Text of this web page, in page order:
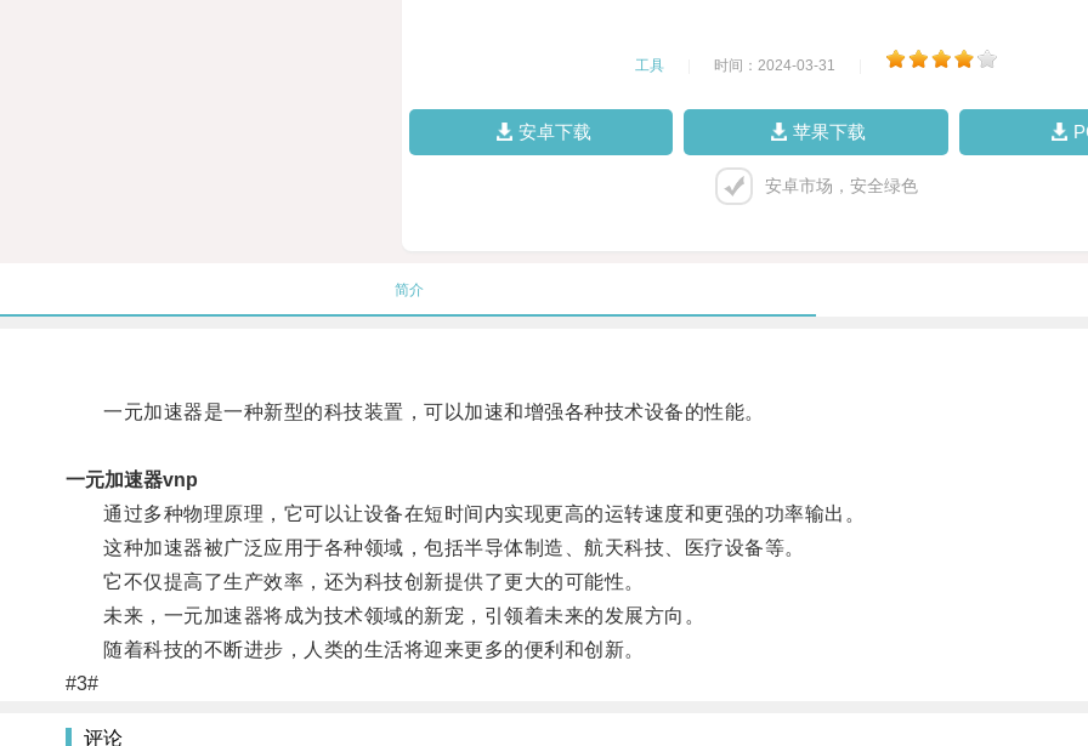
工具 时间：2024-03-31
安卓下载 苹果下载
安卓市场，安全绿色
简介
一元加速器是一种新型的科技装置，可以加速和增强各种技术设备的性能。
一元加速器vnp
通过多种物理原理，它可以让设备在短时间内实现更高的运转速度和更强的功率输出。
这种加速器被广泛应用于各种领域，包括半导体制造、航天科技、医疗设备等。
它不仅提高了生产效率，还为科技创新提供了更大的可能性。
未来，一元加速器将成为技术领域的新宠，引领着未来的发展方向。
随着科技的不断进步，人类的生活将迎来更多的便利和创新。
#3#
评论